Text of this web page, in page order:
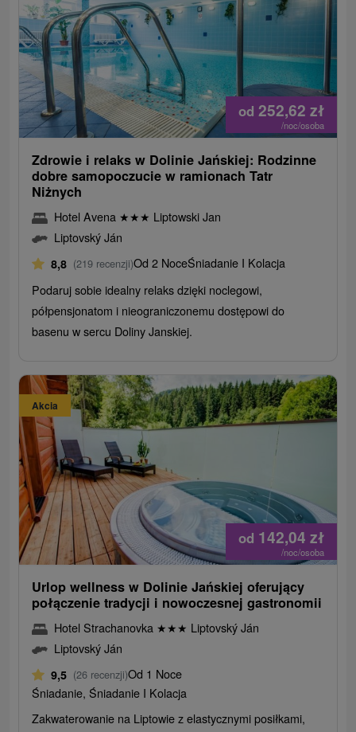
od 252,62 zł
/noc/osoba
Zdrowie i relaks w Dolinie Jańskiej: Rodzinne
dobre samopoczucie w ramionach Tatr
Niżnych
Hotel Avena ★★★ Liptowski Jan
Liptovský Ján
8,8 (219 recenzji)Od 2 NoceŚniadanie I Kolacja
Podaruj sobie idealny relaks dzięki noclegowi,
półpensjonatom i nieograniczonemu dostępowi do
basenu w sercu Doliny Janskiej.
Akcia
od 142,04 zł
/noc/osoba
Urlop wellness w Dolinie Jańskiej oferujący
połączenie tradycji i nowoczesnej gastronomii
Hotel Strachanovka ★★★ Liptovský Ján
Liptovský Ján
9,5 (26 recenzji)Od 1 Noce
Śniadanie, Śniadanie I Kolacja
Zakwaterowanie na Liptowie z elastycznymi posiłkami,